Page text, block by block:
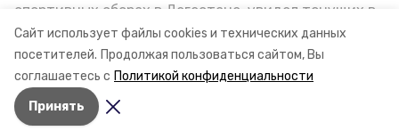
Сайт использует файлы cookies и технических данных
посетителей. Продолжая пользоваться сайтом, Вы
соглашаетесь с Политикой конфиденциальности
Принять
спортивных сборах в Дегестане, увидел тонущих в
Каспийском море детей и бросился на помощь. По
возвращении домой, отважного мальчика
пригласили в министерство образования края и
наградили. Корреспондент «Победы26» пообщался
с юным героем.
Ранее сообщалось, что следователи
ищутглав филиалов газовых компаний
Ставрополья.